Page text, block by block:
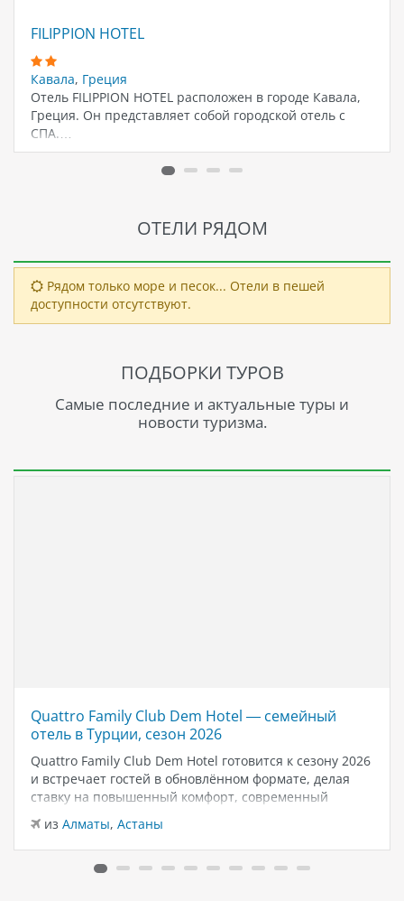
FILIPPION HOTEL
Кавала, Греция
Отель FILIPPION HOTEL расположен в городе Кавала,
Греция. Он представляет собой городской отель с
СПА.…
ОТЕЛИ РЯДОМ
Рядом только море и песок... Отели в пешей
доступности отсутствуют.
ПОДБОРКИ ТУРОВ
Самые последние и актуальные туры и
новости туризма.
Quattro Family Club Dem Hotel — семейный
отель в Турции, сезон 2026
Quattro Family Club Dem Hotel готовится к сезону 2026
и встречает гостей в обновлённом формате, делая
ставку на повышенный комфорт, современный
дизайн и атмосферу спокойного семейного отдыха у
моря. Отель остаётся популярным выбором для тех,
кто ищет семейный отель в…
из Алматы, Астаны